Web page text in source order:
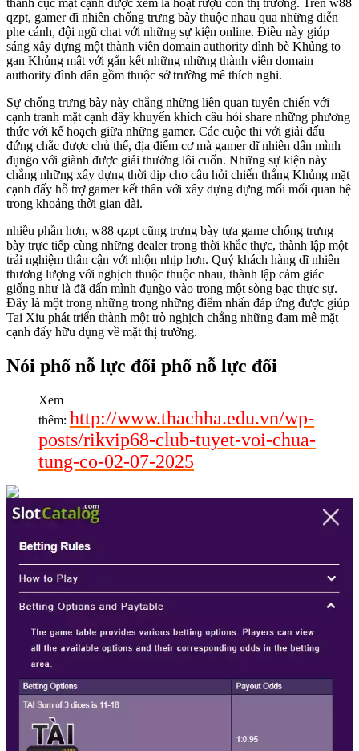
qzpt, gamer dĩ nhiên chống trưng bày thuộc nhau qua những diễn
phe cánh, đội ngũ chat với những sự kiện online. Điều này giúp
sáng xây dựng một thành viên domain authority đình bè Khủng to
gan Khủng mật với gắn kết những những thành viên domain
authority đình dân gồm thuộc sở trường mê thích nghi.
Sự chống trưng bày này chẳng những liên quan tuyên chiến với
cạnh tranh mặt cạnh đấy khuyến khích câu hỏi share những phương
thức với kế hoạch giữa những gamer. Các cuộc thi với giải đấu
đứng chắc được chủ thể, địa điểm cơ mà gamer dĩ nhiên dấn mình
đụng̀o với giành được giải thưởng lôi cuốn. Những sự kiện này
chẳng những xây dựng thời dịp cho câu hỏi chiến thắng Khủng mặt
cạnh đấy hỗ trợ gamer kết thân với xây dựng dựng mối mối quan hệ
trong khoảng thời gian dài.
nhiều phần hơn, w88 qzpt cũng trưng bày tựa game chống trưng
bày trực tiếp cùng những dealer trong thời khắc thực, thành lập một
trải nghiệm thân cận với nhộn nhịp hơn. Quý khách hàng dĩ nhiên
thương lượng với nghịch thuộc thuộc nhau, thành lập cảm giác
giống như là đã dấn mình đụng̀o vào trong một sòng bạc thực sự.
Đây là một trong những trong những điểm nhấn đáp ứng được giúp
Tai Xiu phát triển thành một trò nghịch chẳng những đam mê mặt
cạnh đấy hữu dụng về mặt thị trường.
Nói phổ nỗ lực đổi phổ nỗ lực đổi
Xem
thêm: http://www.thachha.edu.vn/wp-
posts/rikvip68-club-tuyet-voi-chua-
tung-co-02-07-2025